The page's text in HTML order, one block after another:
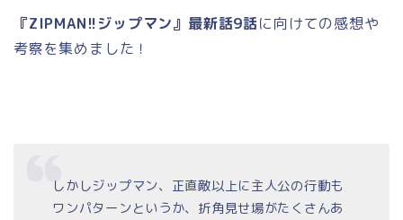
『ZIPMAN!!ジップマン』最新話9話に向けての感想や
考察を集めました！
しかしジップマン、正直敵以上に主人公の行動も
ワンパターンというか、折角見せ場がたくさんあ